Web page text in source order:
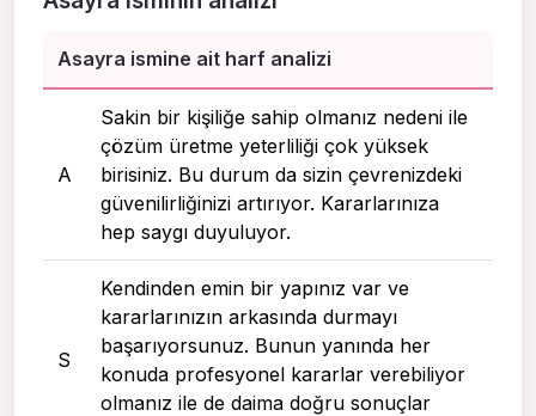
Asayra ismine ait harf analizi
A
Sakin bir kişiliğe sahip olmanız nedeni ile
çözüm üretme yeterliliği çok yüksek
birisiniz. Bu durum da sizin çevrenizdeki
güvenilirliğinizi artırıyor. Kararlarınıza
hep saygı duyuluyor.
S
Kendinden emin bir yapınız var ve
kararlarınızın arkasında durmayı
başarıyorsunuz. Bunun yanında her
konuda profesyonel kararlar verebiliyor
olmanız ile de daima doğru sonuçlar